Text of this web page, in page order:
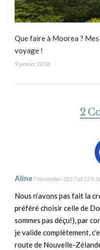
Que faire à Moorea ?
voyage !
9 janvier 2018
2
Aline7 November 2017 at 22 h
Nous n’avons pas fait la
préféré choisir celle de
sommes pas déçu!), par
je valide complètement,
route de Nouvelle-